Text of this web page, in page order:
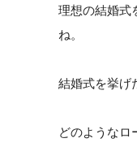
理想の結婚式
ね。
結婚式を挙げ
どのようなロ